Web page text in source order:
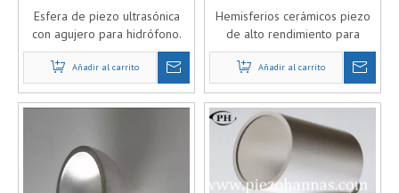
Esfera de piezo ultrasónica
con agujero para hidrófono.
Añadir al carrito
Hemisferios cerámicos piezo
de alto rendimiento para
proyecto oceánico
Añadir al carrito